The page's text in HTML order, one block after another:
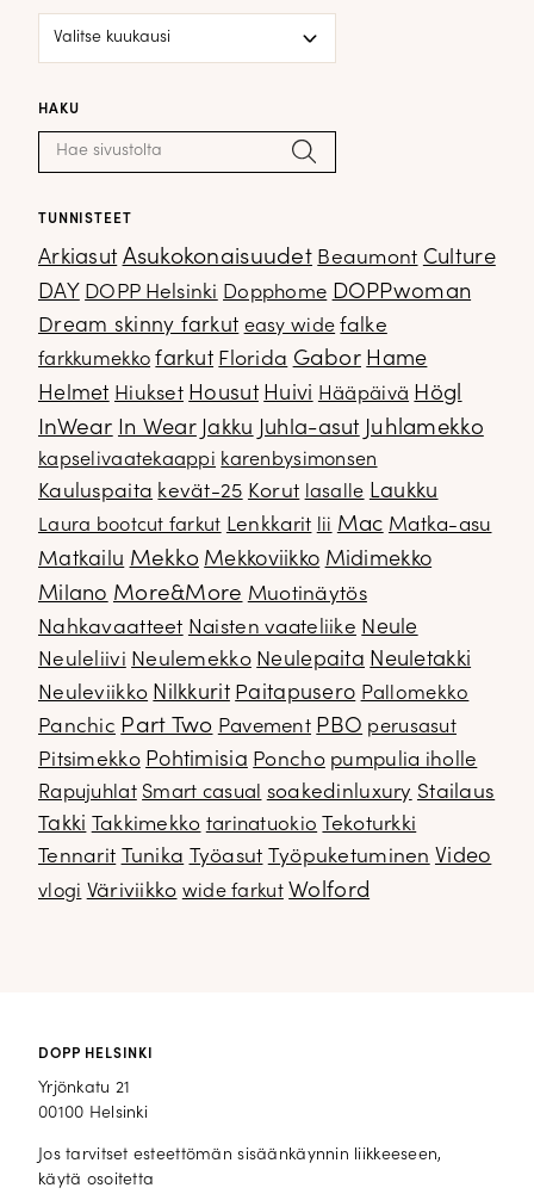
HAKU
Haku: Hae
TUNNISTEET
Arkiasut Asukokonaisuudet Beaumont Culture
DAY DOPP Helsinki Dopphome DOPPwoman
Dream skinny farkut easy wide falke
farkkumekko farkut Florida Gabor Hame
Helmet Hiukset Housut Huivi Hääpäivä Högl
InWear In Wear Jakku Juhla-asut Juhlamekko
kapselivaatekaappi karenbysimonsen
Kauluspaita kevät-25 Korut lasalle Laukku
Laura bootcut farkut Lenkkarit lii Mac Matka-asu
Matkailu Mekko Mekkoviikko Midimekko
Milano More&More Muotinäytös
Nahkavaatteet Naisten vaateliike Neule
Neuleliivi Neulemekko Neulepaita Neuletakki
Neuleviikko Nilkkurit Paitapusero Pallomekko
Panchic Part Two Pavement PBO perusasut
Pitsimekko Pohtimisia Poncho pumpulia iholle
Rapujuhlat Smart casual soakedinluxury Stailaus
Takki
Takkimekko tarinatuokio
Tekoturkki
Tennarit
Tunika Työasut Työpuketuminen Video
vlogi Väriviikko wide farkut Wolford
DOPP HELSINKI
Yrjönkatu 21
00100 Helsinki
Jos tarvitset esteettömän sisäänkäynnin liikkeeseen,
käytä osoitetta